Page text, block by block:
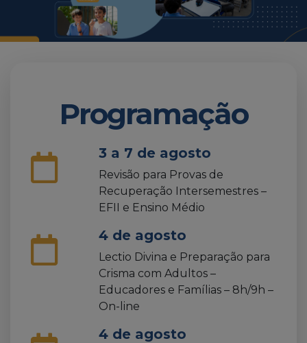
Programação
3 a 7 de agosto
Revisão para Provas de
Recuperação Intersemestres –
EFII e Ensino Médio
4 de agosto
Lectio Divina e Preparação para
Crisma com Adultos –
Educadores e Famílias – 8h/9h –
On-line
4 de agosto